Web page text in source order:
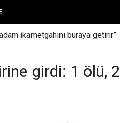
ikametgahını buraya getirir”
girdi: 1 ölü, 2